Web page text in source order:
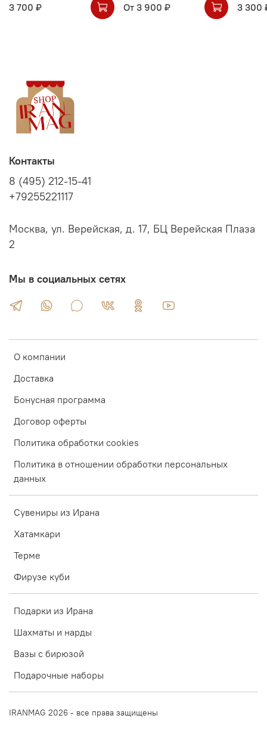
3 700 ₽ От 3 900 ₽
3 300
О компании
Доставка
Бонусная программа
Договор оферты
Политика обработки cookies
Политика в отношении обработки персональных
данных
Сувениры из Ирана
Хатамкари
Терме
Фирузе куби
Подарки из Ирана
Шахматы и нарды
Вазы с бирюзой
Подарочные наборы
Контакты
8 (495) 212-15-41
+79255221117
Москва, ул. Верейская, д. 17, БЦ Верейская Плаза
2
Мы в социальных сетях
IRANMAG 2026 - все права защищены